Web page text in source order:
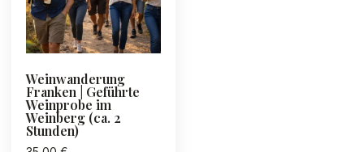
Weinwanderung
Franken | Geführte
Weinprobe im
Weinberg (ca. 2
Stunden)